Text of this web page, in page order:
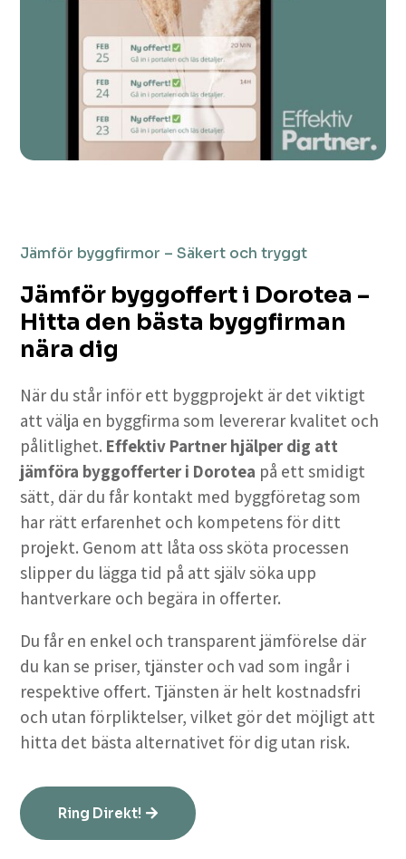
Jämför byggfirmor – Säkert och tryggt
Jämför byggoffert i Dorotea –
Hitta den bästa byggfirman
nära dig
När du står inför ett byggprojekt är det viktigt
att välja en byggfirma som levererar kvalitet och
pålitlighet. Effektiv Partner hjälper dig att
jämföra byggofferter i Dorotea på ett smidigt
sätt, där du får kontakt med byggföretag som
har rätt erfarenhet och kompetens för ditt
projekt. Genom att låta oss sköta processen
slipper du lägga tid på att själv söka upp
hantverkare och begära in offerter.
Du får en enkel och transparent jämförelse där
du kan se priser, tjänster och vad som ingår i
respektive offert. Tjänsten är helt kostnadsfri
och utan förpliktelser, vilket gör det möjligt att
hitta det bästa alternativet för dig utan risk.
Ring Direkt!